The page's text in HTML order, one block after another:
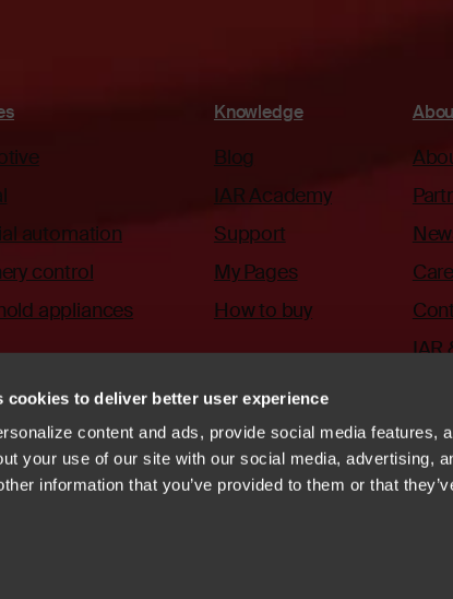
cookies to deliver better user experience
content and ads, provide social media features,
your use of our site with our social media, advertising,
information that you’ve provided to them or that
automation
control
appliances
Knowledge
Blog
IAR Academy
Support
My Pages
How to buy
IAR
Whistleblowing Vulnerability disclosure